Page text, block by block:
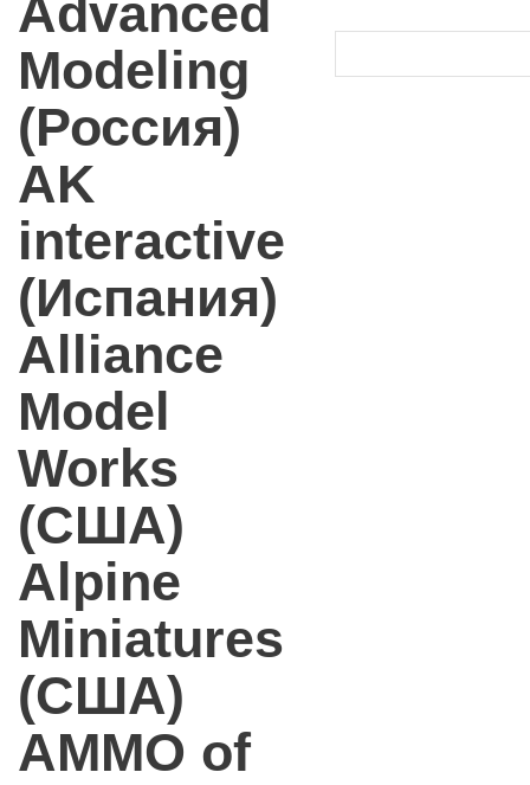
Advanced
Modeling
(Россия)
AK
interactive
(Испания)
Alliance
Model
Works
(США)
Alpine
Miniatures
(США)
AMMO of